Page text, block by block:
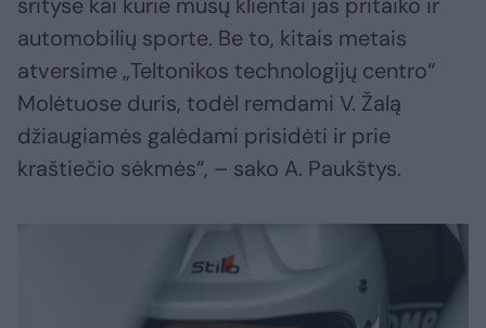
srityse kai kurie mūsų klientai jas pritaiko ir
automobilių sporte. Be to, kitais metais
atversime „Teltonikos technologijų centro“
Molėtuose duris, todėl remdami V. Žalą
džiaugiamės galėdami prisidėti ir prie
kraštiečio sėkmės“, – sako A. Paukštys.